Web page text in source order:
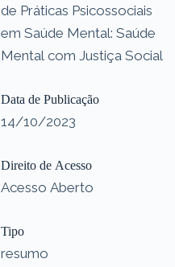
de Práticas Psicossociais
em Saúde Mental: Saúde
Mental com Justiça Social
Data de Publicação
14/10/2023
Direito de Acesso
Acesso Aberto
Tipo
resumo